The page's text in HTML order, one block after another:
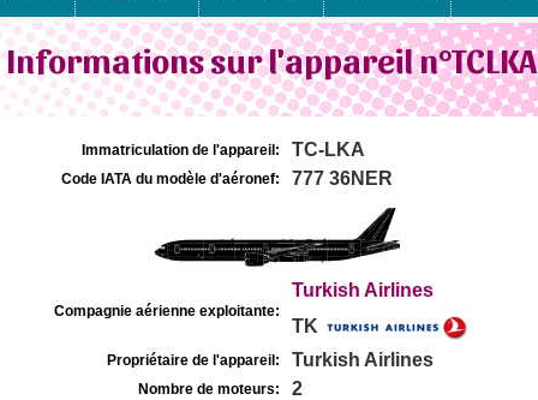
Informations sur l'appareil n°TCLKA
Immatriculation de l'appareil: TC-LKA
Code IATA du modèle d'aéronef: 777 36NER
Compagnie aérienne exploitante:
Turkish Airlines
TK
Propriétaire de l'appareil: Turkish Airlines
Nombre de moteurs: 2